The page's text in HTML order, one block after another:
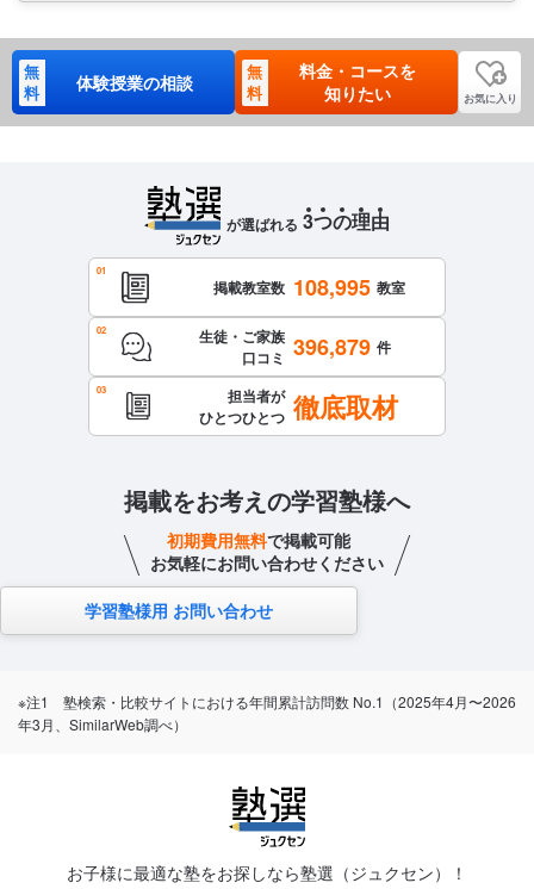
無
料
体験授業の相談
無
料
料金・コースを
知りたい
お気に入り
が選ばれる 3つの理由
掲載教室数 108,995 教室
生徒・ご家族
口コミ 396,879 件
担当者が
ひとつひとつ 徹底取材
掲載をお考えの学習塾様へ
初期費用無料で掲載可能
お気軽にお問い合わせください
学習塾様用 お問い合わせ
※注1 塾検索・比較サイトにおける年間累計訪問数 No.1（2025年4月〜2026
年3月、SimilarWeb調べ）
お子様に最適な塾をお探しなら塾選（ジュクセン）！